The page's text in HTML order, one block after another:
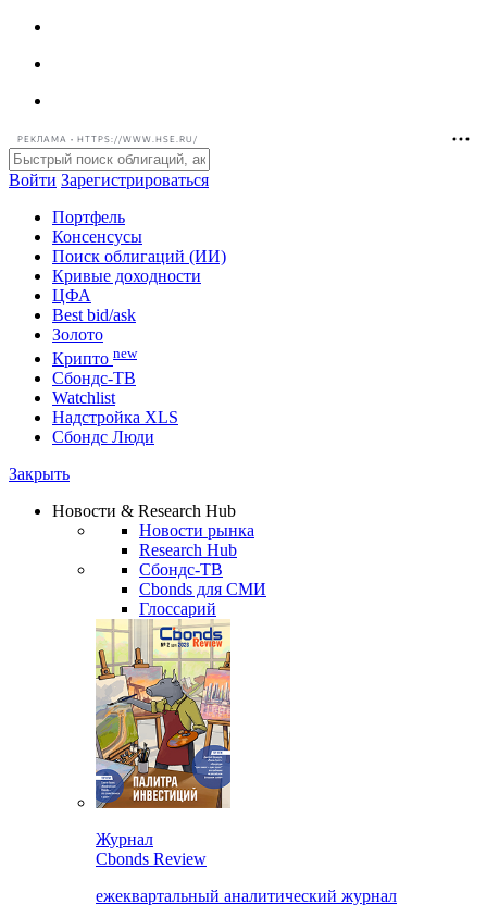
РЕКЛАМА • HTTPS://WWW.HSE.RU/
Войти Зарегистрироваться
Портфель
Консенсусы
Поиск облигаций (ИИ)
Кривые доходности
ЦФА
Best bid/ask
Золото
Крипто new
Watchlist
Сбондс Люди
Новости & Research Hub
Новости рынка
Research Hub
Сбондс-ТВ
Cbonds для СМИ
Глоссарий